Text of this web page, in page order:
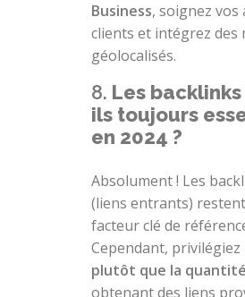
Business, soignez vos
clients et intégrez des
géolocalisés.
8. Les
ils toujours
en 2024 ?
Absolument ! Les
(liens entrants)
facteur clé de
Cependant, privilégiez
plutôt que la quantité
obtenant des liens